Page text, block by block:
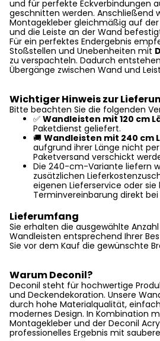
und für perfekte Eckverbindungen
geschnitten werden. Anschließend
Montagekleber gleichmäßig auf
und die Leiste an der Wand
Für ein perfektes Endergebnis
Stoßstellen und Unebenheiten mit
zu verspachteln. Dadurch
Übergänge zwischen Wand und
Wichtiger Hinweis zur
Bitte beachten Sie die folgenden
✅ Wandleisten mit 120 cm
Paketdienst geliefert.
🚚 Wandleisten mit 240 cm
aufgrund ihrer Länge nicht
Paketversand verschickt
Die 240-cm-Variante liefern
zusätzlichen
eigenen Lieferservice oder
Terminvereinbarung direkt
Lieferumfang
Sie erhalten die ausgewählte
Wandleisten entsprechend Ihrer
Sie vor dem Kauf die gewünschte
Warum Deconil?
Deconil steht für hochwertige
und Deckendekoration. Unsere
durch hohe Materialqualität,
modernes Design. In Kombination
Montagekleber und der Deconil
professionelles Ergebnis mit